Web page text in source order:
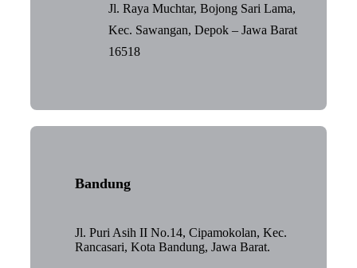
Jl. Raya Muchtar, Bojong Sari Lama,
Kec. Sawangan, Depok – Jawa Barat
16518
Bandung
Jl. Puri Asih II No.14, Cipamokolan, Kec.
Rancasari, Kota Bandung, Jawa Barat.